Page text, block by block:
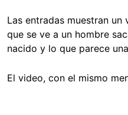
Las entradas muestran un
que se ve a un hombre
nacido y lo que parece
El video, con el mismo